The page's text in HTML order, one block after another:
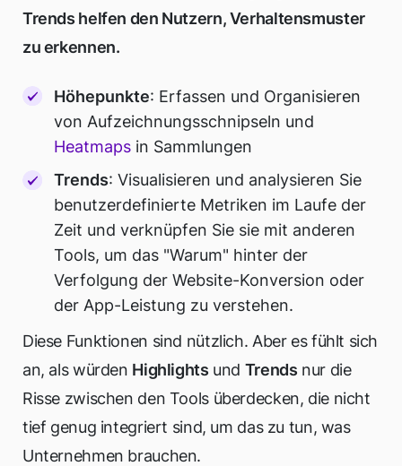
Trends helfen den Nutzern, Verhaltensmuster
zu erkennen.
Höhepunkte: Erfassen und Organisieren
von Aufzeichnungsschnipseln und
Heatmaps in Sammlungen
Trends: Visualisieren und analysieren Sie
benutzerdefinierte Metriken im Laufe der
Zeit und verknüpfen Sie sie mit anderen
Tools, um das "Warum" hinter der
Verfolgung der Website-Konversion oder
der App-Leistung zu verstehen.
Diese Funktionen sind nützlich. Aber es fühlt sich
an, als würden Highlights und Trends nur die
Risse zwischen den Tools überdecken, die nicht
tief genug integriert sind, um das zu tun, was
Unternehmen brauchen.